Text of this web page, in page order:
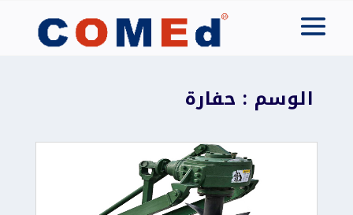
الوسم : حفارة